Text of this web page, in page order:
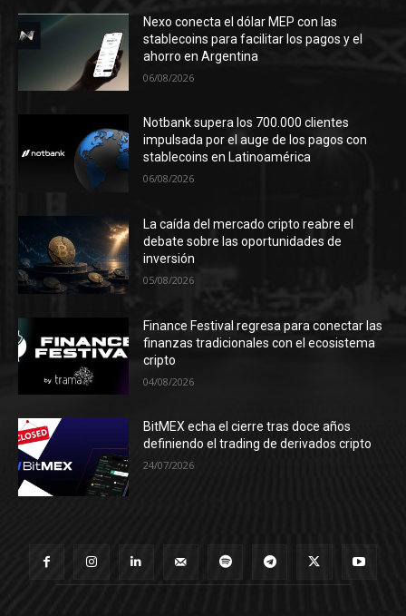
Nexo conecta el dólar MEP con las
stablecoins para facilitar los pagos y el
ahorro en Argentina
06/08/2026
Notbank supera los 700.000 clientes
impulsada por el auge de los pagos con
stablecoins en Latinoamérica
06/08/2026
La caída del mercado cripto reabre el
debate sobre las oportunidades de
inversión
05/08/2026
Finance Festival regresa para conectar las
finanzas tradicionales con el ecosistema
cripto
04/08/2026
BitMEX echa el cierre tras doce años
definiendo el trading de derivados cripto
24/07/2026